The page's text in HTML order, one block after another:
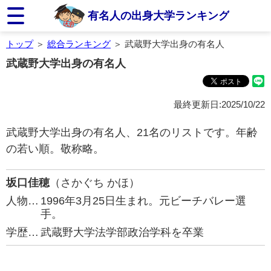
有名人の出身大学ランキング
トップ＞ 総合ランキング ＞ 武蔵野大学出身の有名人
武蔵野大学出身の有名人
最終更新日:2025/10/22
武蔵野大学出身の有名人、21名のリストです。年齢
の若い順。敬称略。
坂口佳穂（さかぐち かほ）
人物… 1996年3月25日生まれ。元ビーチバレー選
手。
学歴… 武蔵野大学法学部政治学科を卒業